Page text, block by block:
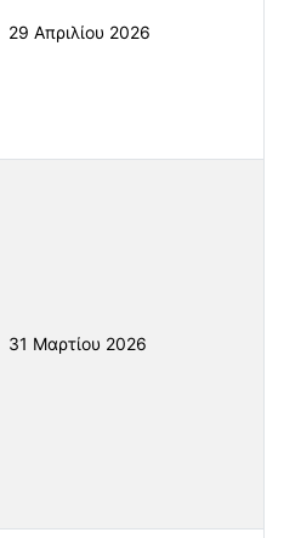
29 Απριλίου 2026
31 Μαρτίου 2026